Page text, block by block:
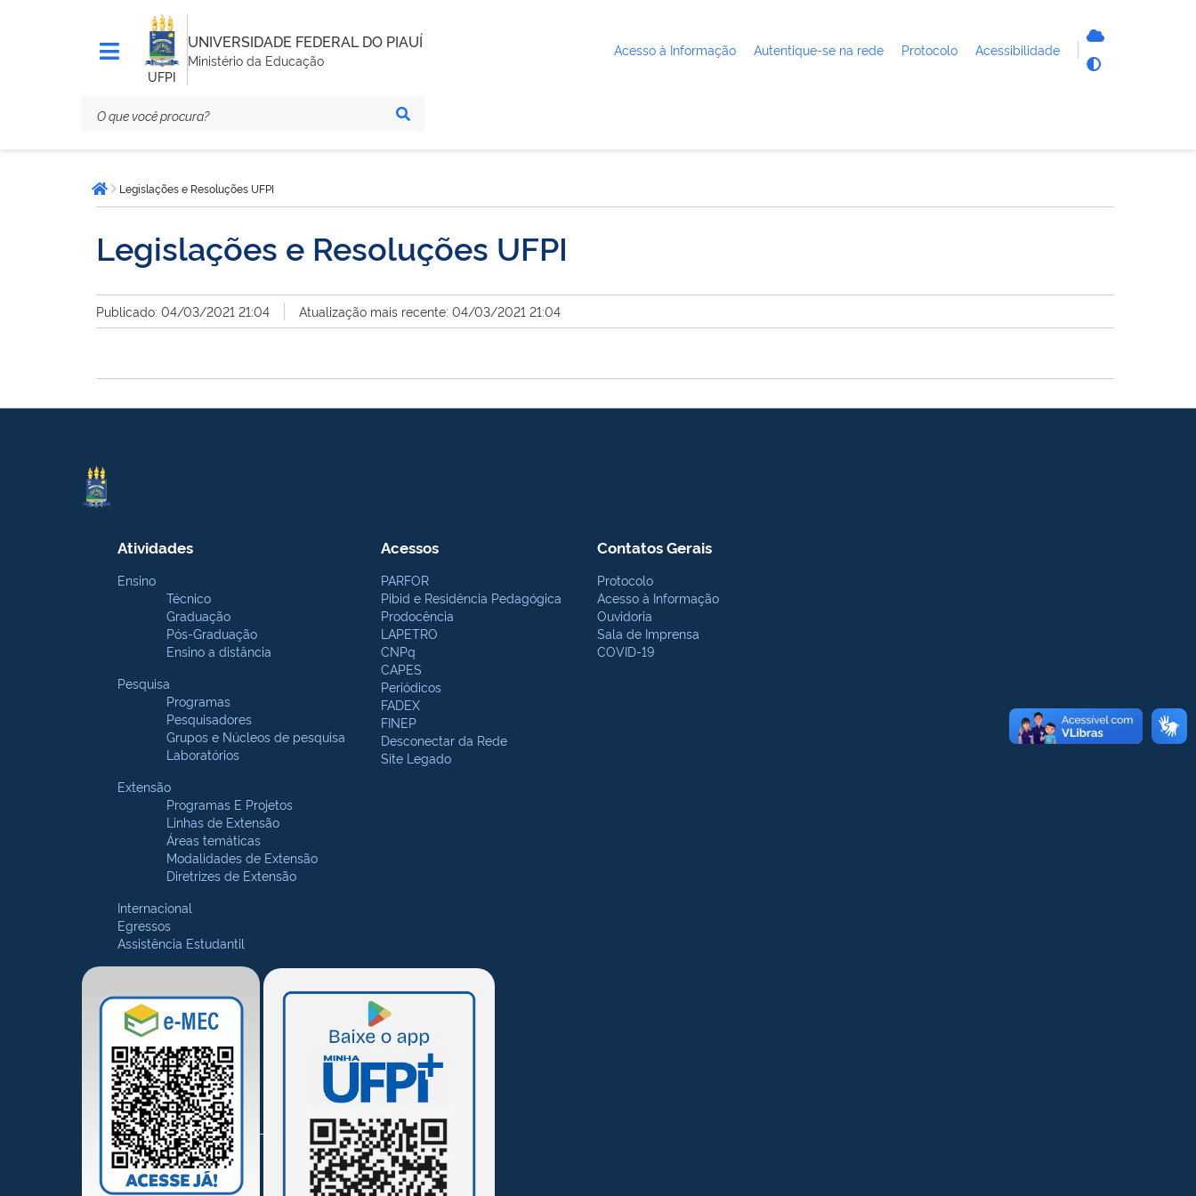
UFPI
UNIVERSIDADE FEDERAL DO PIAUÍ
Ministério da Educação
Acesso à Informação Autentique-se na rede Protocolo Acessibilidade
está
aqui:Página inicial
Legislações e Resoluções UFPI
Legislações e Resoluções UFPI
Publicado: 04/03/2021 21:04 Atualização mais recente: 04/03/2021 21:04
Atividades
Ensino
Técnico
Graduação
Pós-Graduação
Ensino a distância
Pesquisa
Programas
Pesquisadores
Grupos e Núcleos de pesquisa
Laboratórios
Extensão
Programas E Projetos
Linhas de Extensão
Áreas temáticas
Modalidades de Extensão
Diretrizes de Extensão
Internacional
Egressos
Assistência Estudantil
Acessos
PARFOR
Pibid e Residência Pedagógica
Prodocência
LAPETRO
CNPq
CAPES
Periódicos
FADEX
FINEP
Desconectar da Rede
Site Legado
Contatos Gerais
Protocolo
Acesso à Informação
Ouvidoria
Sala de Imprensa
COVID-19